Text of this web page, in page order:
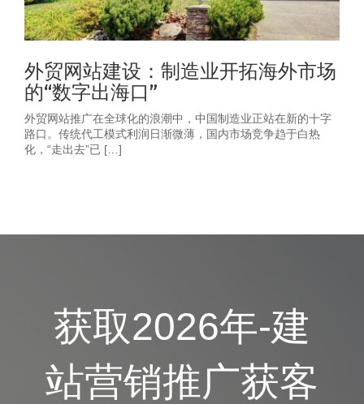
外贸网站建设：制造业开拓海外市场
的“数字出海口”
外贸网站推广在全球化的浪潮中，中国制造业正站在新的十字
路口。传统代工模式利润日渐微薄，国内市场竞争趋于白热
化，“走出去”已 […]
获取2026年-建
站营销推广获客